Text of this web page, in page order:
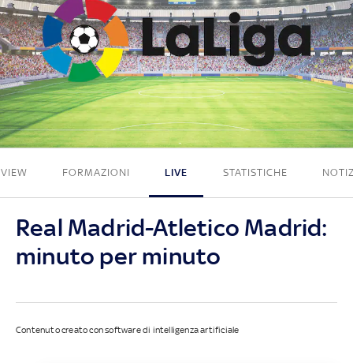
1 - 1
FORMAZIONI LIVE STATISTICHE
Real Madrid-Atletico Madrid:
minuto per minuto
Contenuto creato con software di intelligenza artificiale